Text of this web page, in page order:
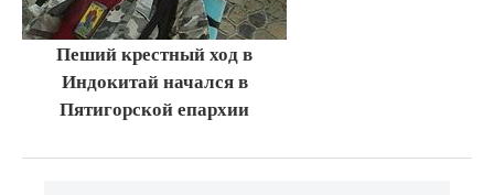
Пеший крестный ход в
Индокитай начался в
Пятигорской епархии